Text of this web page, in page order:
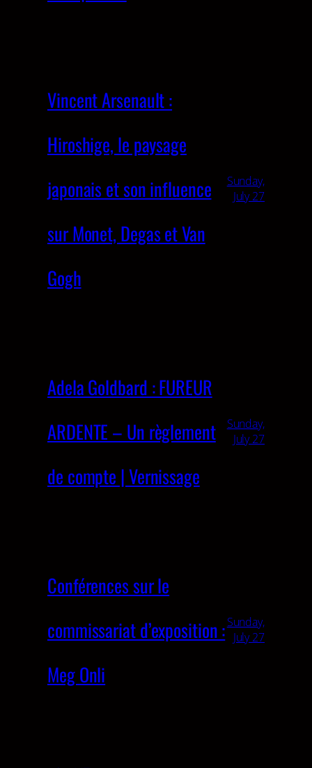
Vincent Arsenault :
Hiroshige, le paysage
japonais et son influence
sur Monet, Degas et Van
Gogh
Sunday,
July 27
Adela Goldbard : FUREUR
ARDENTE – Un règlement
de compte | Vernissage
Sunday,
July 27
Conférences sur le
commissariat d’exposition :
Meg Onli
Sunday,
July 27